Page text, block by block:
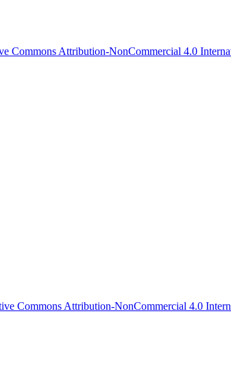
Commons Attribution-NonCommercial 4.0
Commons Attribution-NonCommercial 4.0